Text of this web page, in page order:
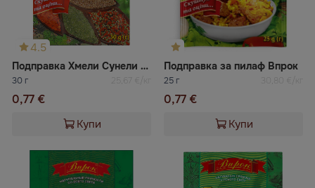
4.5
Подправка Хмели Сунели Впрок
30 г 25,67 €/кг
0,77 €
Купи
Подправка за пилаф Впрок
25 г 30,80 €/кг
0,77 €
Купи